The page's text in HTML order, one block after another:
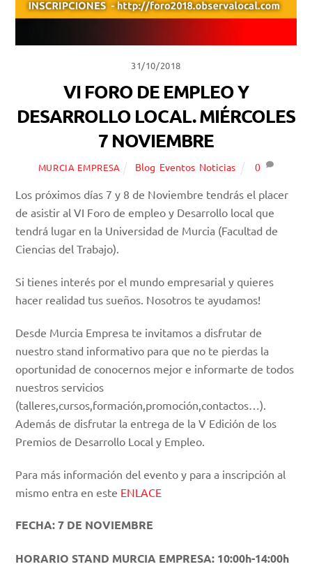
31/10/2018
VI FORO DE EMPLEO Y
DESARROLLO LOCAL. MIÉRCOLES
7 NOVIEMBRE
MURCIA EMPRESA Blog Eventos Noticias 0
Los próximos días 7 y 8 de Noviembre tendrás el placer
de asistir al VI Foro de empleo y Desarrollo local que
tendrá lugar en la Universidad de Murcia (Facultad de
Ciencias del Trabajo).
Si tienes interés por el mundo empresarial y quieres
hacer realidad tus sueños. Nosotros te ayudamos!
Desde Murcia Empresa te invitamos a disfrutar de
nuestro stand informativo para que no te pierdas la
oportunidad de conocernos mejor e informarte de todos
nuestros servicios
(talleres,cursos,formación,promoción,contactos…).
Además de disfrutar la entrega de la V Edición de los
Premios de Desarrollo Local y Empleo.
Para más información del evento y para a inscripción al
mismo entra en este ENLACE
FECHA: 7 DE NOVIEMBRE
HORARIO STAND MURCIA EMPRESA: 10:00h-14:00h